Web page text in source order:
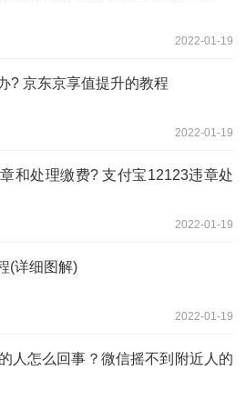
2022-01-19
? 京东京享值提升的教程
2022-01-19
和处理缴费? 支付宝12123违章处
2022-01-19
(详细图解)
2022-01-19
人怎么回事？微信摇不到附近人的